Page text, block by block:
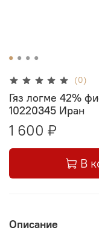
(0)
Гяз логме 42%
10220345 Иран
1 600 ₽
В
Описание